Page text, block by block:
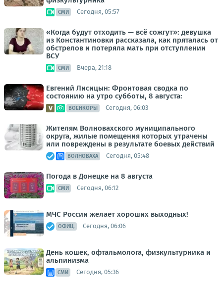
СМИ Сегодня, 05:57
«Когда будут отходить — всё сожгут»: девушка
из Константиновки рассказала, как пряталась от
обстрелов и потеряла мать при отступлении
ВСУ
СМИ Вчера, 21:18
Евгений Лисицын: Фронтовая сводка по
состоянию на утро субботы, 8 августа:
ВОЕНКОРЫ Сегодня, 06:03
Жителям Волновахского муниципального
округа, жилые помещения которых утрачены
или повреждены в результате боевых действий
ВОЛНОВАХА Сегодня, 05:48
Погода в Донецке на 8 августа
СМИ Сегодня, 06:12
МЧС России желает хороших выходных!
ОФИЦ. Сегодня, 06:06
День кошек, офтальмолога, физкультурника и
альпинизма
СМИ Сегодня, 05:36